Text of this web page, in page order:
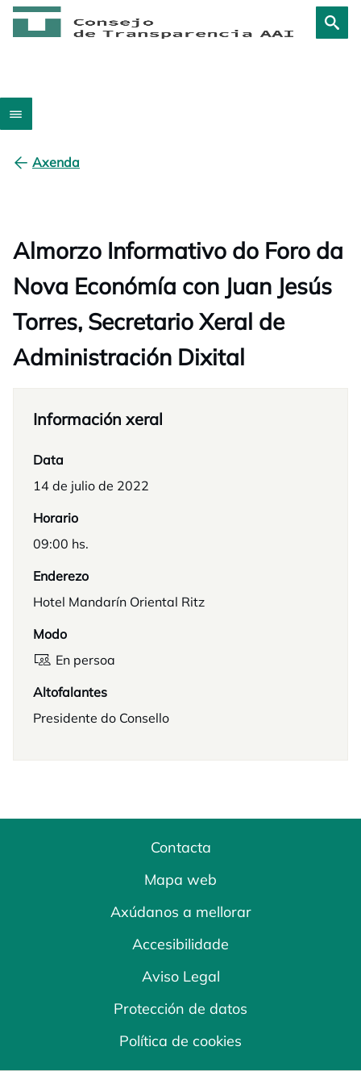
Axenda
Almorzo Informativo do Foro da
Nova Económía con Juan Jesús
Torres, Secretario Xeral de
Administración Dixital
Información xeral
Data
14 de julio de 2022
Horario
09:00 hs.
Enderezo
Hotel Mandarín Oriental Ritz
Modo
En persoa
Altofalantes
Presidente do Consello
Contacta
Mapa web
Axúdanos a mellorar
Accesibilidade
Aviso Legal
Protección de datos
Política de cookies